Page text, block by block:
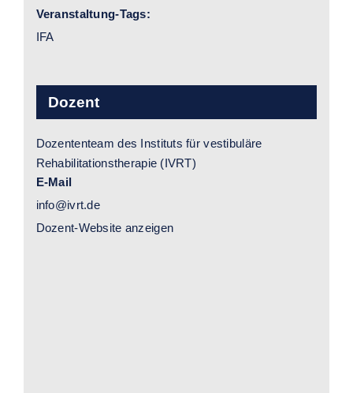
Veranstaltung-Tags:
IFA
Dozent
Dozententeam des Instituts für vestibuläre
Rehabilitationstherapie (IVRT)
E-Mail
info@ivrt.de
Dozent-Website anzeigen